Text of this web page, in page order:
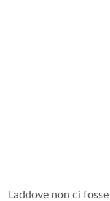
Laddove non ci